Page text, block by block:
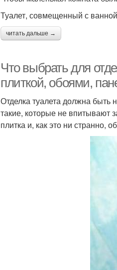
Туалет, совмещенный с
читать дальше →
Что выбрать для
плиткой, обоями,
Отделка туалета должна быть
такие, которые не впитывают
плитка и, как это ни странно,